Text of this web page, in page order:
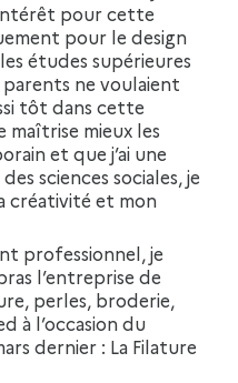
pour cette
pour le design
études supérieures
parents ne voulaient
tôt dans cette
maîtrise mieux les
et que j’ai une
sciences sociales, je
créativité et mon
professionnel, je
l’entreprise de
perles, broderie,
à l’occasion du
dernier : La Filature